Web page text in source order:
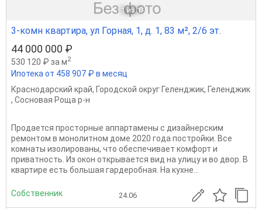
1 из 1
3-комн квартира, ул Горная, 1, д. 1, 83 м², 2/6 эт.
44 000 000 ₽
530 120 ₽ за м2
Ипотека от 458 907 ₽ в месяц
Краснодарский край, Городской округ Геленджик, Геленджик
, Сосновая Роща р-н
Продается просторные аппартамены с дизайнерским
ремонтом в монолитном доме 2020 года постройки. Все
комнаты изолированы, что обеспечивает комфорт и
приватность. Из окон открывается вид на улицу и во двор. В
квартире есть большая гардеробная. На кухне...
Собственник 24.06